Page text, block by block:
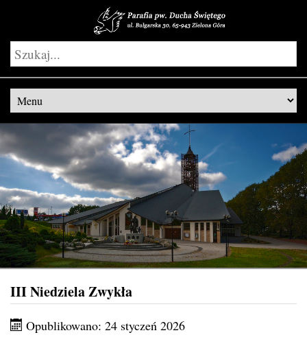
III Niedziela Zwykła
Opublikowano: 24 styczeń 2026